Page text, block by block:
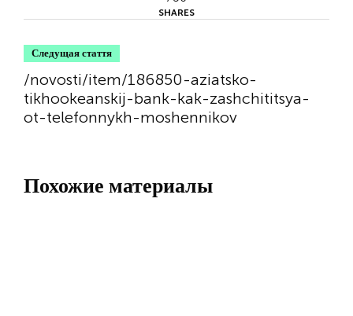
SHARES
Следущая стаття
/novosti/item/186850-aziatsko-
tikhookeanskij-bank-kak-zashchititsya-
ot-telefonnykh-moshennikov
Похожие материалы